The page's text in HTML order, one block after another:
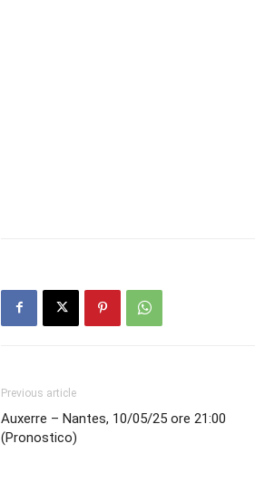
Previous article
Auxerre – Nantes, 10/05/25 ore 21:00
(Pronostico)